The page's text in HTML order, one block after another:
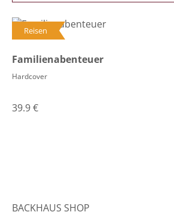
Reisen
Familienabenteuer
Hardcover
39.9€
BACKHAUS SHOP